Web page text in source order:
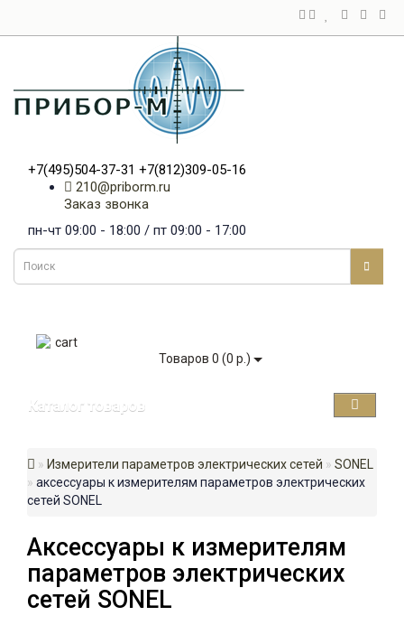
+7(495)504-37-31 +7(812)309-05-16
210@priborm.ru
Заказ звонка
пн-чт 09:00 - 18:00 / пт 09:00 - 17:00
Товаров 0 (0 р.)
Каталог товаров
Измерители параметров электрических сетей
SONEL
аксессуары к измерителям параметров электрических
сетей SONEL
Аксессуары к измерителям
параметров электрических
сетей SONEL